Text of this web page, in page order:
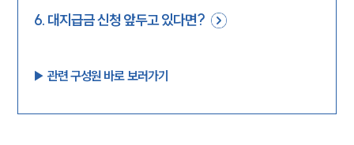
6. 대지급금 신청 앞두고 있다면?
▶︎ 관련 구성원 바로 보러가기